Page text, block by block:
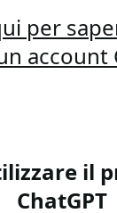
per
account
il
ChatGPT